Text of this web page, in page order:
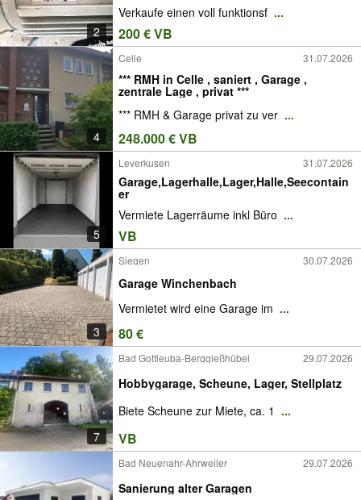
2
Verkaufe einen voll funktionsf ...
200 € VB
4
Celle 31.07.2026
*** RMH in Celle , saniert , Garage ,
zentrale Lage , privat ***
*** RMH & Garage privat zu ver ...
248.000 € VB
5
Leverkusen 31.07.2026
Garage,Lagerhalle,Lager,Halle,Seecontain
er
Vermiete Lagerräume inkl Büro ...
VB
3
Siegen 30.07.2026
Garage Winchenbach
Vermietet wird eine Garage im ...
80 €
7
Bad Gottleuba-Berggießhübel 29.07.2026
Hobbygarage, Scheune, Lager, Stellplatz
Biete Scheune zur Miete, ca. 1 ...
VB
Bad Neuenahr-Ahrweiler 29.07.2026
Sanierung alter Garagen